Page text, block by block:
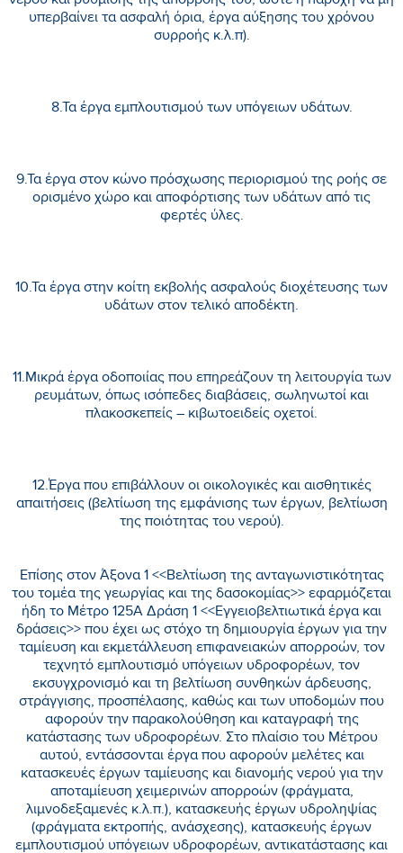
υπερβαίνει τα ασφαλή όρια, έργα αύξησης του χρόνου
συρροής κ.λ.π).
8.Τα έργα εμπλουτισμού των υπόγειων υδάτων.
9.Τα έργα στον κώνο πρόσχωσης περιορισμού της ροής σε
ορισμένο χώρο και αποφόρτισης των υδάτων από τις
φερτές ύλες.
10.Τα έργα στην κοίτη εκβολής ασφαλούς διοχέτευσης των
υδάτων στον τελικό αποδέκτη.
11.Μικρά έργα οδοποιίας που επηρεάζουν τη λειτουργία των
ρευμάτων, όπως ισόπεδες διαβάσεις, σωληνωτοί και
πλακοσκεπείς – κιβωτοειδείς οχετοί.
12.Έργα που επιβάλλουν οι οικολογικές και αισθητικές
απαιτήσεις (βελτίωση της εμφάνισης των έργων, βελτίωση
της ποιότητας του νερού).
Επίσης στον Άξονα 1 <<Βελτίωση της ανταγωνιστικότητας
του τομέα της γεωργίας και της δασοκομίας>> εφαρμόζεται
ήδη το Μέτρο 125Α Δράση 1 <<Εγγειοβελτιωτικά έργα και
δράσεις>> που έχει ως στόχο τη δημιουργία έργων για την
ταμίευση και εκμετάλλευση επιφανειακών απορροών, τον
τεχνητό εμπλουτισμό υπόγειων υδροφορέων, τον
εκσυγχρονισμό και τη βελτίωση συνθηκών άρδευσης,
στράγγισης, προσπέλασης, καθώς και των υποδομών που
αφορούν την παρακολούθηση και καταγραφή της
κατάστασης των υδροφορέων. Στο πλαίσιο του Μέτρου
αυτού, εντάσσονται έργα που αφορούν μελέτες και
κατασκευές έργων ταμίευσης και διανομής νερού για την
αποταμίευση χειμερινών απορροών (φράγματα,
λιμνοδεξαμενές κ.λ.π.), κατασκευής έργων υδροληψίας
(φράγματα εκτροπής, ανάσχεσης), κατασκευής έργων
εμπλουτισμού υπόγειων υδροφορέων, αντικατάστασης και